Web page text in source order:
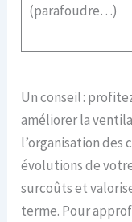
(parafoudre…)
Un conseil :
améliorer la
l’organisation des
évolutions de
surcoûts et
terme. Pour